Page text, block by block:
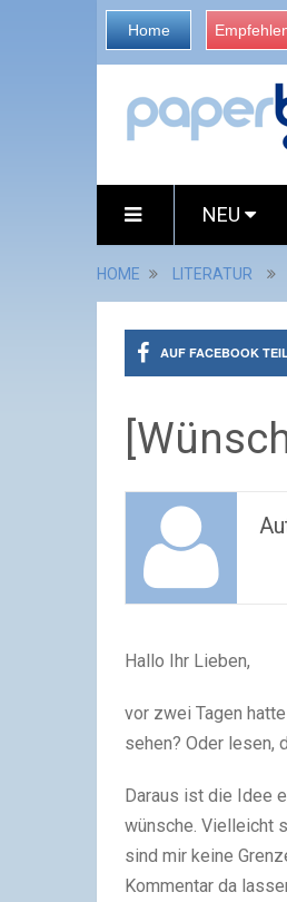
Home
NEU
HOME LITERATUR
AUF FACEBOOK
Hallo Ihr Lieben,
vor zwei Tagen
sehen? Oder lesen,
Daraus ist die Idee
wünsche. Vielleicht
sind mir keine
Kommentar da